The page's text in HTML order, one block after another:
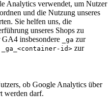
Analytics verwendet, um Nutzer
und die Nutzung unseres
Sie helfen uns, die
unseres Shops zu
insbesondere
_ga zur
_ga_<container-id> zur
ob Google Analytics über
werden darf.